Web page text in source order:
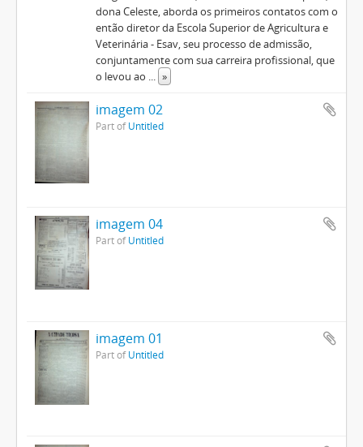
dona Celeste, aborda os primeiros contatos com o
então diretor da Escola Superior de Agricultura e
Veterinária - Esav, seu processo de admissão,
conjuntamente com sua carreira profissional, que
o levou ao
»
imagem 02
Part ofUntitled
imagem 04
Part ofUntitled
imagem 01
Part ofUntitled